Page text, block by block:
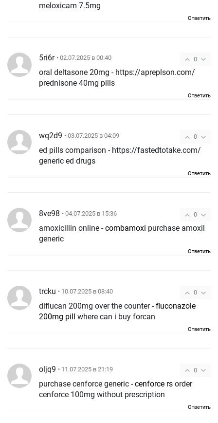
meloxicam 7.5mg
Ответить
0
5ri6r • 02.07.2025 в 00:40
oral deltasone 20mg - https://apreplson.com/
prednisone 40mg pills
Ответить
0
wq2d9 • 03.07.2025 в 04:09
ed pills comparison - https://fastedtotake.com/
generic ed drugs
Ответить
0
8ve98 • 04.07.2025 в 15:36
amoxicillin online -combamoxi purchase amoxil
generic
Ответить
0
trcku • 10.07.2025 в 08:40
diflucan 200mg over the counter -fluconazole
200mg pill where can i buy forcan
Ответить
0
oljq9 • 11.07.2025 в 21:19
purchase cenforce generic -cenforce rs order
cenforce 100mg without prescription
Ответить